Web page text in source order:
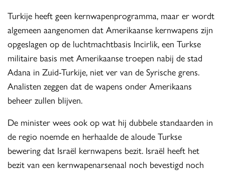
Turkije heeft geen kernwapenprogramma, maar er wordt
algemeen aangenomen dat Amerikaanse kernwapens zijn
opgeslagen op de luchtmachtbasis Incirlik, een Turkse
militaire basis met Amerikaanse troepen nabij de stad
Adana in Zuid-Turkije, niet ver van de Syrische grens.
Analisten zeggen dat de wapens onder Amerikaans
beheer zullen blijven.
De minister wees ook op wat hij dubbele standaarden in
de regio noemde en herhaalde de aloude Turkse
bewering dat Israël kernwapens bezit. Israël heeft het
bezit van een kernwapenarsenaal noch bevestigd noch